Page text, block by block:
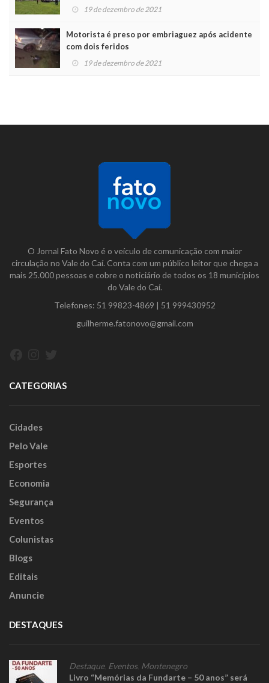
19 de dezembro de 2021
Motorista é preso por embriaguez após acidente
com dois feridos
19 de dezembro de 2021
O Jornal Fato Novo é o veículo de comunicação com maior
circulação no Vale do Caí. Conta com um público leitor que chega a
mais 25.000 pessoas e cobre o noticiário de todos os 18 municípios
do Vale do Caí.
Telefones: 51 99823-4869 | 51 999430952
guilherme.fatonovo@gmail.com
CATEGORIAS
Cidades
Pelo Vale
Esportes
Economia
Segurança
Eventos
Colunistas
Blogs
Editais
Anuncie
DESTAQUES
Destaque, Eventos, Montenegro
Livro “Memórias da Fundarte – 50 anos” será